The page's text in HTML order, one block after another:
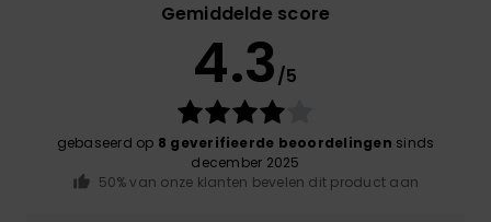
Gemiddelde score
4.3/5
gebaseerd op 8 geverifieerde beoordelingen sinds
december 2025
50% van onze klanten bevelen dit product aan